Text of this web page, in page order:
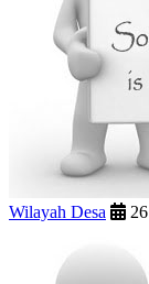
Wilayah Desa